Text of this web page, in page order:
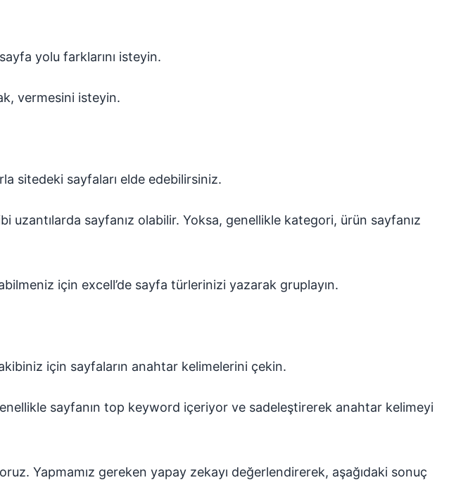
yolu farklarını isteyin.
vermesini isteyin.
sitedeki sayfaları elde edebilirsiniz.
sayfanız olabilir. Yoksa, genellikle kategori, ürün sayfanız
için excell’de sayfa türlerinizi yazarak gruplayın.
için sayfaların anahtar kelimelerini çekin.
sayfanın top keyword içeriyor ve sadeleştirerek anahtar kelimeyi
Yapmamız gereken yapay zekayı değerlendirerek, aşağıdaki sonuç